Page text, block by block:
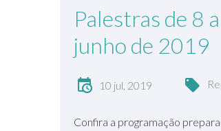
Palestras de 8
junho de 2019
10 jul, 2019
Confira a programação